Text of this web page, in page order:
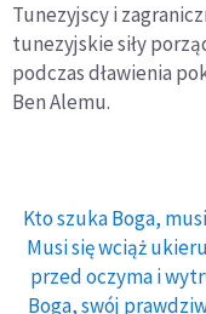
Tunezyjscy i
tunezyjskie siły
podczas dławienia
Ben Alemu.
Kto szuka Boga,
Musi się wciąż
przed oczyma i
Boga, swój